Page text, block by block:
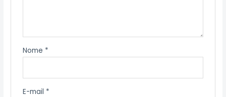
Nome *
E-mail *